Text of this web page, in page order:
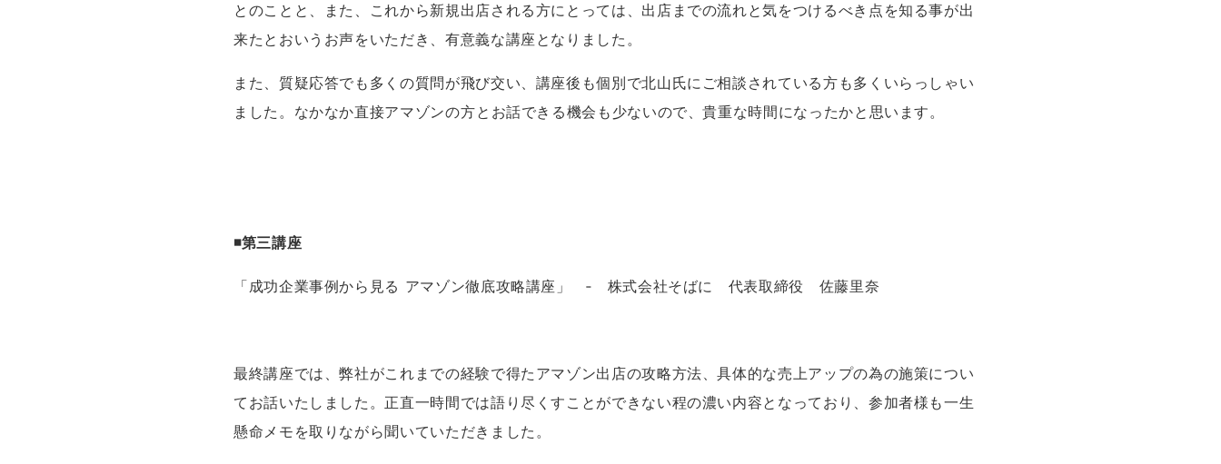
とのことと、また、これから新規出店される方にとっては、出店までの流れと気をつけるべき点を知る事が出
来たとおいうお声をいただき、有意義な講座となりました。
また、質疑応答でも多くの質問が飛び交い、講座後も個別で北山氏にご相談されている方も多くいらっしゃい
ました。なかなか直接アマゾンの方とお話できる機会も少ないので、貴重な時間になったかと思います。
◾第三講座
「成功企業事例から見る アマゾン徹底攻略講座 」‐ 株式会社そばに 代表取締役 佐藤里奈
最終講座では、弊社がこれまでの経験で得たアマゾン出店の攻略方法、具体的な売上アップの為の施策につい
てお話いたしました。正直一時間では語り尽くすことができない程の濃い内容となっており、参加者様も一生
懸命メモを取りながら聞いていただきました。